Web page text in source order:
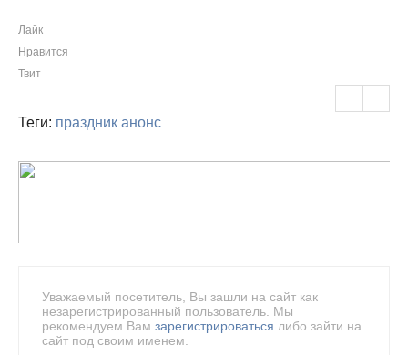
Лайк
Нравится
Твит
Теги: праздник анонс
Уважаемый посетитель, Вы зашли на сайт как
незарегистрированный пользователь. Мы
рекомендуем Вам зарегистрироваться либо зайти на
сайт под своим именем.